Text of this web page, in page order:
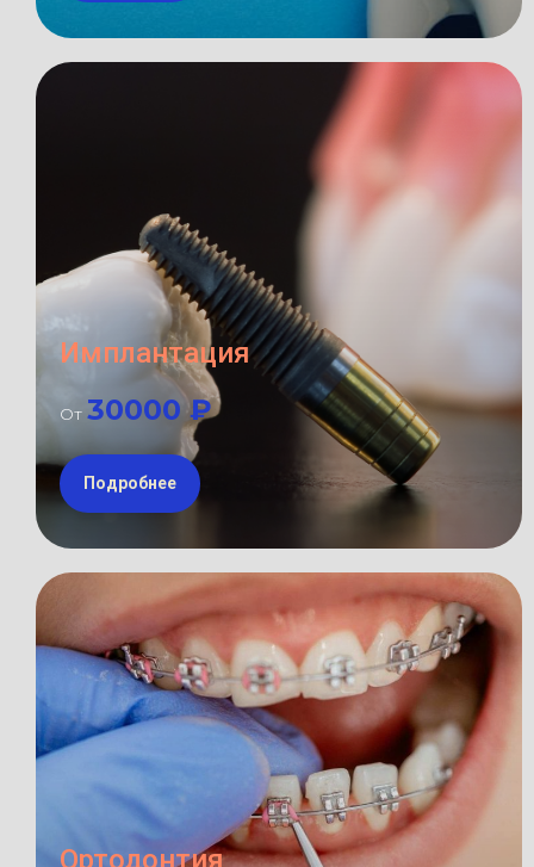
Имплантация
От 30000 ₽
Подробнее
Ортодонтия